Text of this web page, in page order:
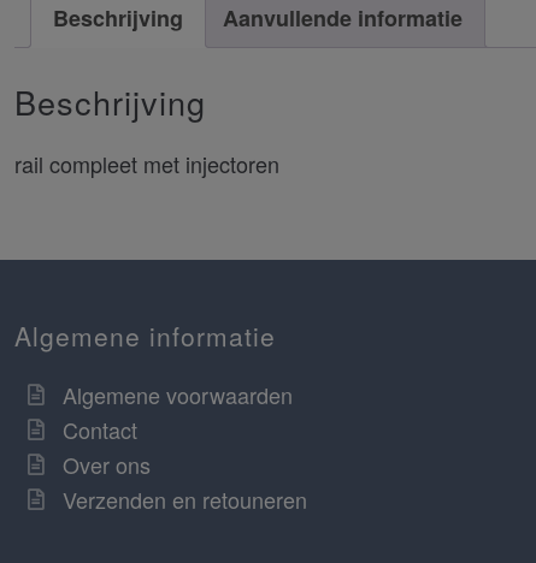
Beschrijving Aanvullende informatie
Beschrijving
rail compleet met injectoren
Algemene informatie
Algemene voorwaarden
Contact
Over ons
Verzenden en retouneren